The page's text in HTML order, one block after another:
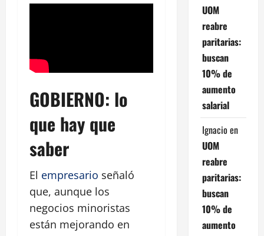
GOBIERNO: lo
que hay que
saber
El empresario señaló
que, aunque los
negocios minoristas
están mejorando en
UOM
reabre
paritarias:
buscan
10% de
aumento
salarial
Ignacio en
UOM
reabre
paritarias:
buscan
10% de
aumento